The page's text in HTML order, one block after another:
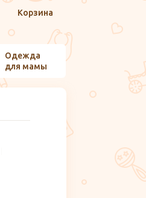
Корзина
Одежда
для мамы